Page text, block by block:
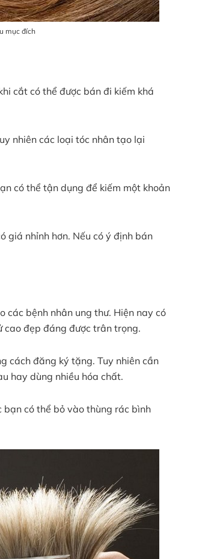
mục đích
cắt có thể được bán đi kiếm khá
nhiên các loại tóc nhân tạo lại
có thể tận dụng để kiếm một khoản
giá nhỉnh hơn. Nếu có ý định bán
các bệnh nhân ung thư. Hiện nay có
cao đẹp đáng được trân trọng.
cách đăng ký tặng. Tuy nhiên cần
hay dùng nhiều hóa chất.
có thể bỏ vào thùng rác bình